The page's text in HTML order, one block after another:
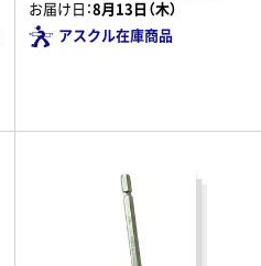
お届け日：8月13日（木）
アスクル在庫商品